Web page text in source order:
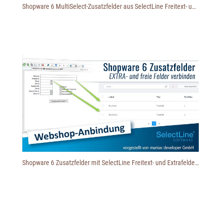
Shopware 6 MultiSelect-Zusatzfelder aus SelectLine Freitext- und Extrafeldern befüllen
Shopware 6 Zusatzfelder mit SelectLine Freitext- und Extrafeldern verbinden